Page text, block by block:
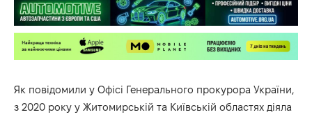
Як повідомили у Офісі Генерального прокурора України,
з 2020 року у Житомирській та Київській областях діяла